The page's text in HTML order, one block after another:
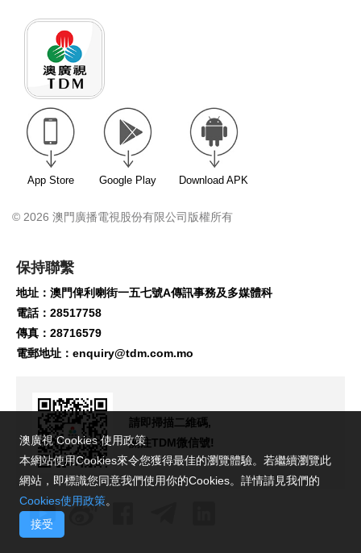
App Store Google Play Download APK
© 2026 澳門廣播電視股份有限公司版權所有
保持聯繫
地址：澳門俾利喇街一五七號A傳訊事務及多媒體科
電話：28517758
傳真：28716579
電郵地址： enquiry@tdm.com.mo
請即掃描二維碼,
關注TDM微信號!
澳廣視 Cookies 使用政策
本網站使用Cookies來令您獲得最佳的瀏覽體驗。若繼續瀏覽此
網站，即標識您同意我們使用你的Cookies。詳情請見我們的
Cookies使用政策。
接受